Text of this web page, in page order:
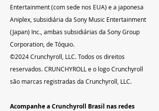
Entertainment (com sede nos EUA) e a japonesa
Aniplex, subsidiária da Sony Music Entertainment
(Japan) Inc., ambas subsidiárias da Sony Group
Corporation, de Tóquio.
©2024 Crunchyroll, LLC. Todos os direitos
reservados. CRUNCHYROLL e o logo Crunchyroll
são marcas registradas da Crunchyroll, LLC.
Acompanhe a Crunchyroll Brasil nas redes